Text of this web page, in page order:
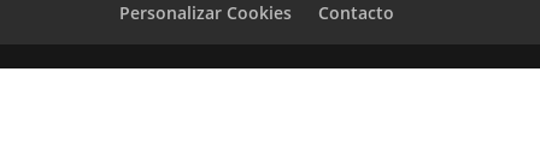
Personalizar Cookies
Contacto